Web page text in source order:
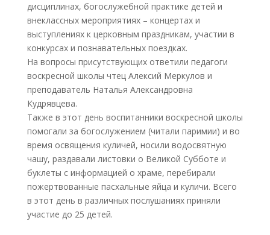
дисциплинах, богослужебной практике детей и
внеклассных мероприятиях – концертах и
выступлениях к церковным праздникам, участии в
конкурсах и познавательных поездках.
На вопросы присутствующих ответили педагоги
воскресной школы чтец Алексий Меркулов и
преподаватель Наталья Александровна
Кудрявцева.
Также в этот день воспитанники воскресной школы
помогали за богослужением (читали паримии) и во
время освящения куличей, носили водосвятную
чашу, раздавали листовки о Великой Субботе и
буклеты с информацией о храме, перебирали
пожертвованные пасхальные яйца и куличи. Всего
в этот день в различных послушаниях приняли
участие до 25 детей.